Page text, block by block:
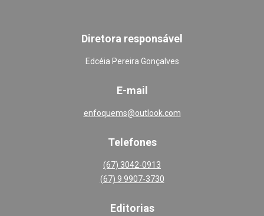
Diretora responsável
Edcéia Pereira Gonçalves
E-mail
enfoquems@outlook.com
Telefones
(67) 3042-0913
(67) 9 9907-3730
Editorias